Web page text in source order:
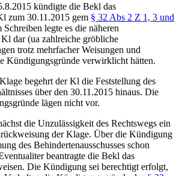
kündigte die Bekl das
zum 30.11.2015 gem § 32 Abs 2 Z 1, 3 und
Schreiben legte es die näheren
dar (ua zahlreiche gröbliche
trotz mehrfacher Weisungen und
Kündigungsgründe verwirklicht hätten.
begehrt derKl die Feststellung des
über den 30.11.2015 hinaus. Die
lägen nicht vor.
die Unzulässigkeit des Rechtswegs ein
der Klage. Über die Kündigung
des Behindertenausschusses schon
beantragte die Bekl das
Die Kündigung sei berechtigt erfolgt,